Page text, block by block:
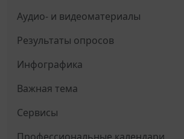
Аудио- и видеоматериалы
Результаты опросов
Инфографика
Важная тема
Сервисы